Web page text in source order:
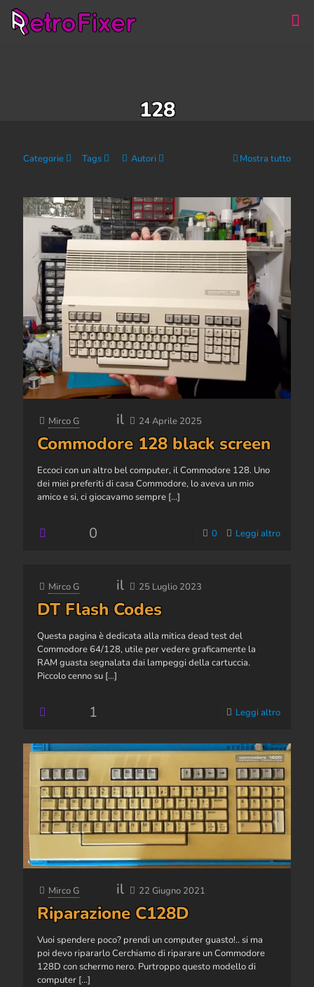
128
Categorie Tags Autori Mostra tutto
Mirco G il 24 Aprile 2025
Commodore 128 black screen
Eccoci con un altro bel computer, il Commodore 128. Uno
dei miei preferiti di casa Commodore, lo aveva un mio
amico e si, ci giocavamo sempre […]
0 0 Leggi altro
Mirco G il 25 Luglio 2023
DT Flash Codes
Questa pagina è dedicata alla mitica dead test del
Commodore 64/128, utile per vedere graficamente la
RAM guasta segnalata dai lampeggi della cartuccia.
Piccolo cenno su […]
1 Leggi altro
Mirco G il 22 Giugno 2021
Riparazione C128D
Vuoi spendere poco? prendi un computer guasto!.. si ma
poi devo ripararlo Cerchiamo di riparare un Commodore
128D con schermo nero. Purtroppo questo modello di
computer […]